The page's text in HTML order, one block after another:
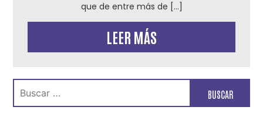
que de entre más de […]
LEER MÁS
Buscar: